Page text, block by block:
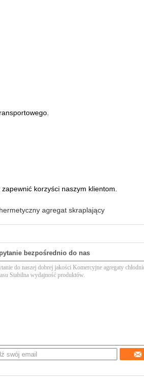
korzyści naszym klientom.
agregat skraplający
bezpośrednio do nas